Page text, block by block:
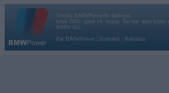
Vortāls BMWPower.lv darbojas
kopš 2002. gada 14. maija. Tas nav auto klubs
BMW AG.
Par BMWPower
Kontakti Reklāma